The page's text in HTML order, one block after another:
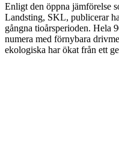
Enligt den öppna jämförelse
Landsting, SKL, publicerar
gångna tioårsperioden. Hela
numera med förnybara
ekologiska har ökat från ett